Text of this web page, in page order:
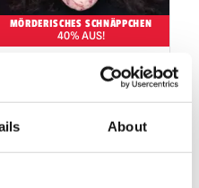
About
MÖRDERISCHES SCHNÄPPCHEN
40% AUS!
Deluxe Maske (MÖRDER-
Preis
OPTIONEN AUSWÄHLEN